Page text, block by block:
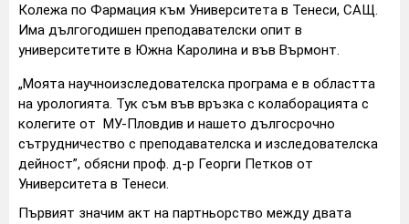
Колежа по Фармация към Университета в Тенеси, САЩ.
Има дългогодишен преподавателски опит в
университетите в Южна Каролина и във Върмонт.
„Моята научноизследователска програма е в областта
на урологията. Тук съм във връзка с колаборацията с
колегите от МУ-Пловдив и нашето дългосрочно
сътрудничество с преподавателска и изследователска
дейност”, обясни проф. д-р Георги Петков от
Университета в Тенеси.
Първият значим акт на партньорство между двата